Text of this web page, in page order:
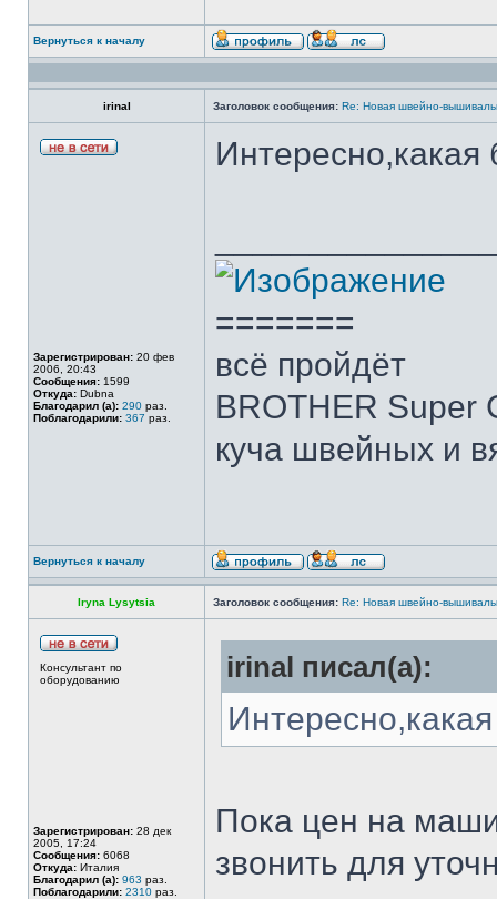
Вернуться к началу
irinal Заголовок сообщения: Re: Новая швейно-
Зарегистрирован: 20 фев
2006, 20:43
Сообщения: 1599
Откуда: Dubna
Благодарил (а): 290 раз.
Поблагодарили: 367 раз.
Интересно,какая
=======
всё пройдёт
BROTHER Super
куча швейных и
Вернуться к началу
Iryna Lysytsia Заголовок сообщения: Re: Новая швейно-
Консультант по
оборудованию
Зарегистрирован: 28 дек
2005, 17:24
Сообщения: 6068
Откуда: Италия
Благодарил (а): 963 раз.
Поблагодарили: 2310 раз.
irinal писал(а):
Пока цен на
звонить для